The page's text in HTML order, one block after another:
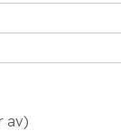
av)